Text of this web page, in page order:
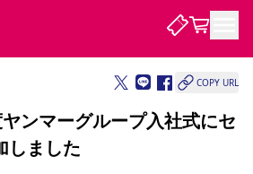
COPY URL
ンマーグループ入社式にセ
しました